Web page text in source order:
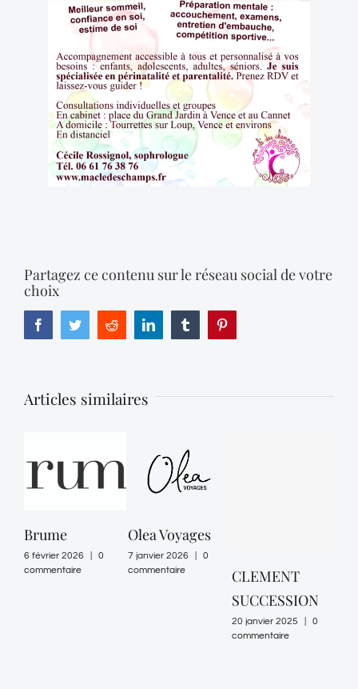
Partagez ce contenu sur le réseau social de votre
choix
FacebookTwitterReddit LinkedIn Tumblr
Articles similaires
Brume
6 février 2026
0
commentaire
Olea Voyages
7 janvier 2026
0
commentaire
CLEMENT
SUCCESSION
20 janvier 2025
0
commentaire